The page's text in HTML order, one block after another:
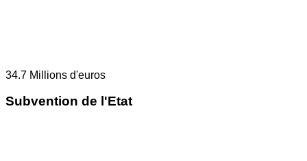
34.7 Millions d'euros
Subvention de l'Etat